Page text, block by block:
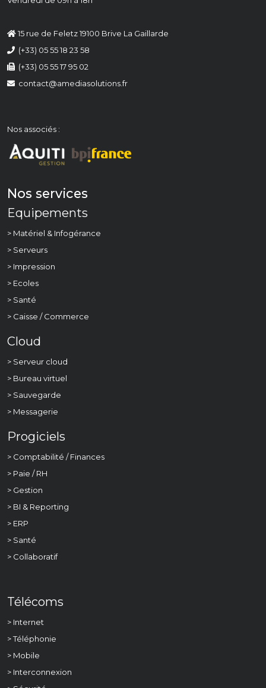
15 rue de Feletz 19100 Brive La Gaillarde
(+33) 05 55 18 23 58
(+33) 05 55 17 95 02
contact@amediasolutions.fr
Nos associés :
Nos services
Equipements
> Matériel & Infogérance
> Serveurs
> Impression
> Ecoles
> Santé
> Caisse / Commerce
Cloud
> Serveur cloud
> Bureau virtuel
> Sauvegarde
> Messagerie
Progiciels
> Comptabilité / Finances
> Paie / RH
> Gestion
> BI & Reporting
> ERP
> Santé
> Collaboratif
Télécoms
> Internet
> Téléphonie
> Mobile
> Interconnexion